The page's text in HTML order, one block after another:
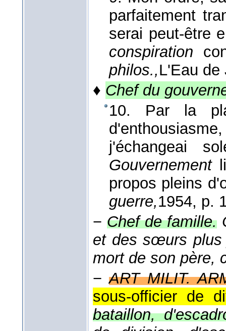
parfaitement
serai peut-être
conspiration
philos.,L'Eau de
♦ Chef du
10. Par la
j'échangeai
Gouvernement
propos pleins
guerre,1954, p.
−Chef de famille.
et des sœurs plus
mort de son père,
−ART MILIT.
sous-officier de
bataillon,